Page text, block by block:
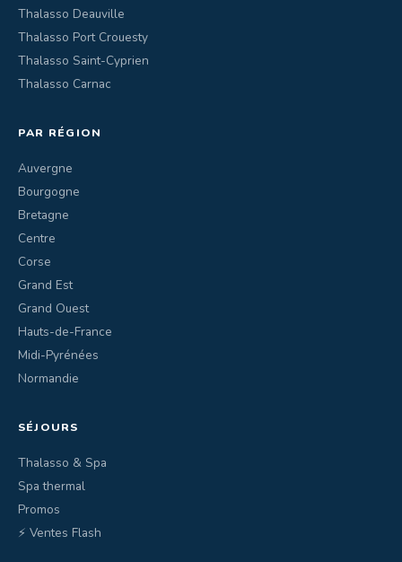
Thalasso Deauville
Thalasso Port Crouesty
Thalasso Saint-Cyprien
Thalasso Carnac
PAR RÉGION
Auvergne
Bourgogne
Bretagne
Centre
Corse
Grand Est
Grand Ouest
Hauts-de-France
Midi-Pyrénées
Normandie
SÉJOURS
Thalasso & Spa
Spa thermal
Promos
⚡ Ventes Flash